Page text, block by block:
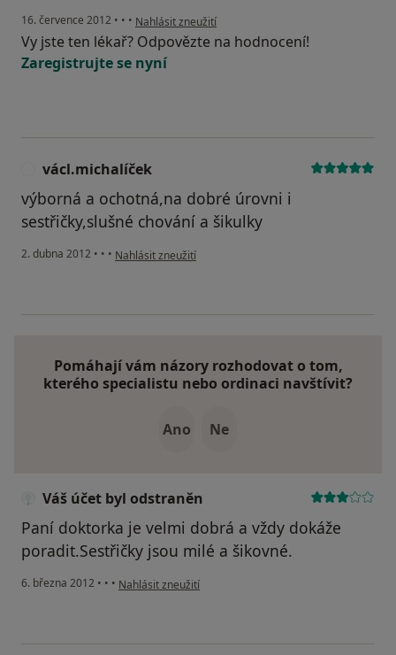
16. července 2012 • • • podle názoru uživatele Váš účet byl odstraněn
Nahlásit zneužití
Vy jste ten lékař? Odpovězte na hodnocení!
Zaregistrujte se nyní
václ.michalíček
výborná a ochotná,na dobré úrovni i
sestřičky,slušné chování a šikulky
2. dubna 2012 • • • podle názoru uživatele václ.michalíček
Nahlásit zneužití
Pomáhají vám názory rozhodovat o tom,
kterého specialistu nebo ordinaci navštívit?
Ano Ne
Váš účet byl odstraněn
Paní doktorka je velmi dobrá a vždy dokáže
poradit.Sestřičky jsou milé a šikovné.
6. března 2012 • • • podle názoru uživatele Váš účet byl odstraněn
Nahlásit zneužití